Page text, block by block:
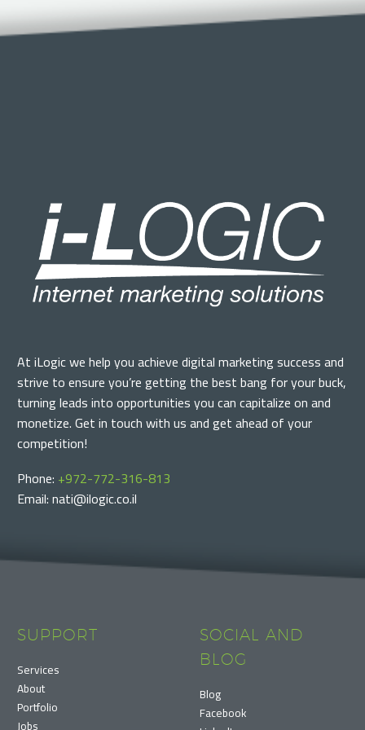
At iLogic we help you achieve digital marketing success and
strive to ensure you’re getting the best bang for your buck,
turning leads into opportunities you can capitalize on and
monetize. Get in touch with us and get ahead of your
competition!
Phone: +972-772-316-813
Email: nati@ilogic.co.il
SUPPORT
Services
About
Portfolio
SOCIAL AND
BLOG
Blog
Facebook